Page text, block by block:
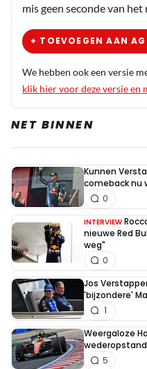
mis geen seconde van
+ TOEVOEGEN AAN
We hebben ook een versie
klik hier voor deze versie en
NET BINNEN
Kunnen
comeback nu
0
INTERVIEW
nieuwe Red
weg"
0
Jos
'bijzondere'
1
Weergaloze
5